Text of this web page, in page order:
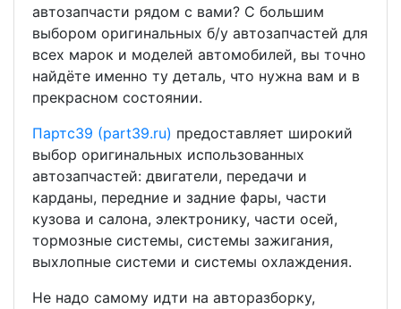
автозапчасти рядом с вами? С большим
выбором оригинальных б/у автозапчастей для
всех марок и моделей автомобилей, вы точно
найдёте именно ту деталь, что нужна вам и в
прекрасном состоянии.
Партс39 (part39.ru) предоставляет широкий
выбор оригинальных использованных
автозапчастей: двигатели, передачи и
карданы, передние и задние фары, части
кузова и салона, электронику, части осей,
тормозные системы, системы зажигания,
выхлопные системи и системы охлаждения.
Не надо самому идти на авторазборку,